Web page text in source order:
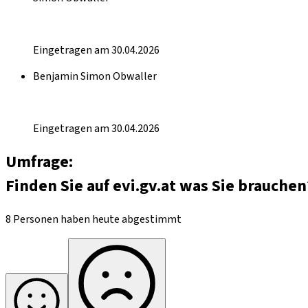
Eingetragen am 30.04.2026
Benjamin Simon Obwaller
Eingetragen am 30.04.2026
Umfrage:
Finden Sie auf evi.gv.at was Sie
8 Personen haben heute abgestimmt